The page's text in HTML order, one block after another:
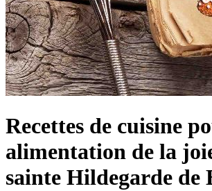
Recettes de cuisine
alimentation de la
sainte Hildegarde de